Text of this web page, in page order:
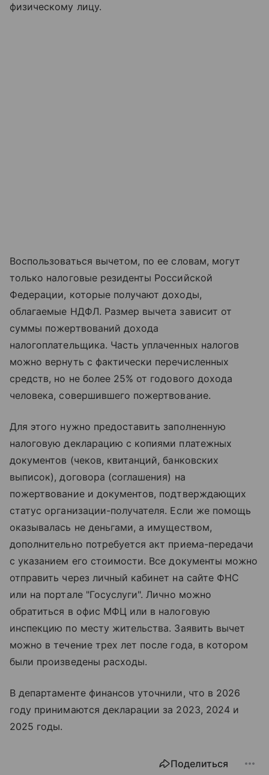
физическому лицу.
Воспользоваться вычетом, по ее словам, могут
только налоговые резиденты Российской
Федерации, которые получают доходы,
облагаемые НДФЛ. Размер вычета зависит от
суммы пожертвований дохода
налогоплательщика. Часть уплаченных налогов
можно вернуть с фактически перечисленных
средств, но не более 25% от годового дохода
человека, совершившего пожертвование.
Для этого нужно предоставить заполненную
налоговую декларацию с копиями платежных
документов (чеков, квитанций, банковских
выписок), договора (соглашения) на
пожертвование и документов, подтверждающих
статус организации-получателя. Если же помощь
оказывалась не деньгами, а имуществом,
дополнительно потребуется акт приема-передачи
с указанием его стоимости. Все документы можно
отправить через личный кабинет на сайте ФНС
или на портале "Госуслуги". Лично можно
обратиться в офис МФЦ или в налоговую
инспекцию по месту жительства. Заявить вычет
можно в течение трех лет после года, в котором
были произведены расходы.
В департаменте финансов уточнили, что в 2026
году принимаются декларации за 2023, 2024 и
2025 годы.
Поделиться